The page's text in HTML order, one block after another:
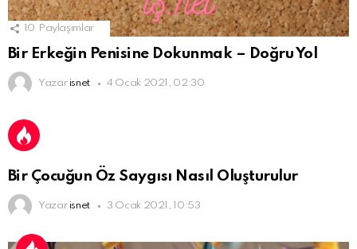
10 Paylaşımlar
Bir Erkeğin Penisine Dokunmak – Doğru Yol
Yazar isnet 4 Ocak 2021, 02:30
Bir Çocuğun Öz Saygısı Nasıl Oluşturulur
Yazar isnet 3 Ocak 2021, 10:53